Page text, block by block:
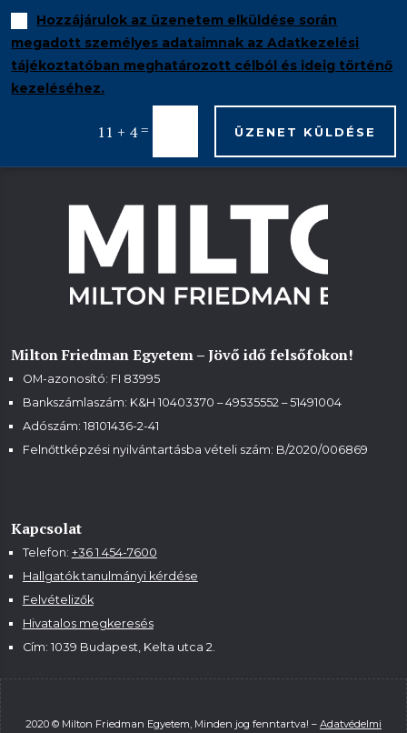
Hozzájárulok az üzenetem elküldése során
megadott személyes adataimnak az Adatkezelési
tájékoztatóban meghatározott célból és ideig történő
kezeléséhez.
11 + 4= ÜZENET KÜLDÉSE
Milton Friedman Egyetem – Jövő idő felsőfokon!
OM-azonosító: FI 83995
Bankszámlaszám: K&H 10403370 – 49535552 – 51491004
Adószám: 18101436-2-41
Felnőttképzési nyilvántartásba vételi szám: B/2020/006869
Kapcsolat
Telefon: +36 1 454-7600
Hallgatók tanulmányi kérdése
Felvételizők
Hivatalos megkeresés
Cím: 1039 Budapest, Kelta utca 2.
2020 © Milton Friedman Egyetem, Minden jog fenntartva! – Adatvédelmi